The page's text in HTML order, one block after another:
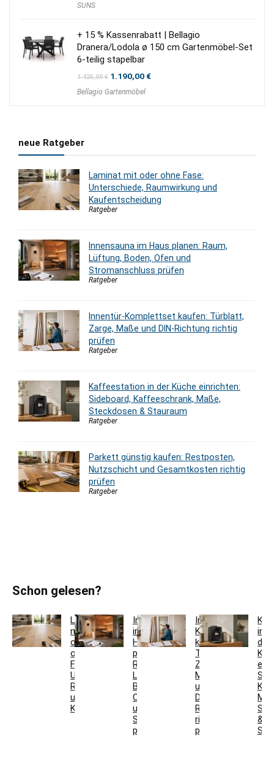
SUNS
+ 15 % Kassenrabatt | Bellagio
Dranera/Lodola ø 150 cm Gartenmöbel-Set
6-teilig stapelbar
1.425,00€ Ursprünglicher
war:
1.190,00€Aktueller
Bellagio Gartenmöbel
neue Ratgeber
Laminat mit oder ohne Fase:
Unterschiede, Raumwirkung und
Kaufentscheidung
Ratgeber
Innensauna im Haus planen: Raum,
Lüftung, Boden, Ofen und
Stromanschluss prüfen
Ratgeber
Innentür-Komplettset kaufen: Türblatt,
Zarge, Maße und DIN-Richtung richtig
prüfen
Ratgeber
Kaffeestation in der Küche einrichten:
Sideboard, Kaffeeschrank, Maße,
Steckdosen & Stauraum
Ratgeber
Parkett günstig kaufen: Restposten,
Nutzschicht und Gesamtkosten richtig
prüfen
Ratgeber
Schon gelesen?
Laminat
mit
oder
ohne
Fase:
Unterschiede,
Raumwirkung
und
Kaufentscheidung
Innensauna
im
Haus
planen:
Raum,
Lüftung,
Boden,
Ofen
und
Stromanschluss
prüfen
Innentür-
Komplettset
kaufen:
Türblatt,
Zarge,
Maße
und
DIN-
Richtung
richtig
prüfen
in
der
&